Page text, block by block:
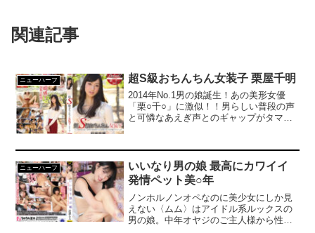
関連記事
ニューハーフ 超S級おちんちん女装子 栗屋千明
2014年No.1男の娘誕生！あの美形女優
「栗○千○」に激似！！男らしい普段の声
と可憐なあえぎ声とのギャップがタマら
ー作が登場！！DUGA限定特典画像付
き。
ニューハーフ
いいなり男の娘 最高にカワイイ
発情ペット美○年
ノンホルノンオペなのに美少女にしか見
えない〈ムム〉はアイドル系ルックスの
男の娘。中年オヤジのご主人様から性交